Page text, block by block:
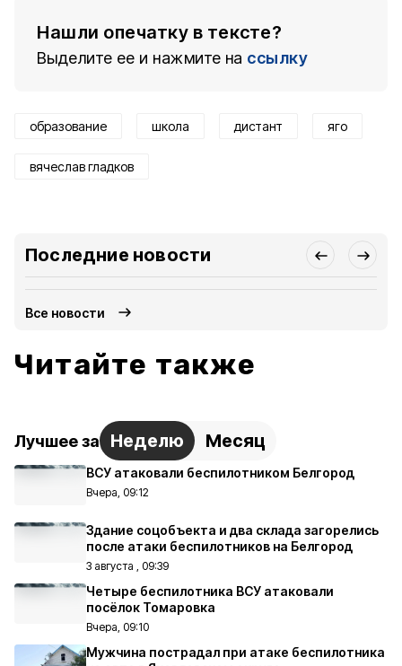
Нашли опечатку в тексте?
Выделите ее и нажмите на ссылку
образование школа дистант яго
вячеслав гладков
Последние новости
Все новости
Читайте также
Лучшее за Неделю Месяц
ВСУ атаковали беспилотником Белгород
Вчера, 09:12
Здание соцобъекта и два склада загорелись
после атаки беспилотников на Белгород
3 августа , 09:39
Четыре беспилотника ВСУ атаковали
посёлок Томаровка
Вчера, 09:10
Мужчина пострадал при атаке беспилотника